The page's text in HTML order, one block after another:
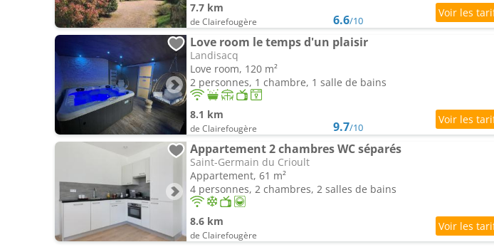
7.7 km
de Clairefougère 6.6/10
Love room le temps d'un plaisir
Landisacq
Love room, 120 m²
2 personnes, 1 chambre, 1 salle de bains
8.1 km
de Clairefougère 9.7/10
Appartement 2 chambres WC séparés
Saint-Germain du Crioult
Appartement, 61 m²
4 personnes, 2 chambres, 2 salles de bains
8.6 km
de Clairefougère